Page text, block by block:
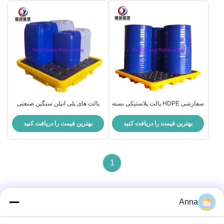
سفارشی HDPE پالت پلاستیکی بسته
بهترین قیمت را دریافت کنید
پالت های پلی اتیلن سنگین صنعتی
بهترین قیمت را دریافت کنید
1
Anna